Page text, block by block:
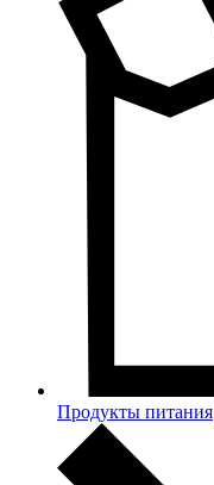
Продукты питания